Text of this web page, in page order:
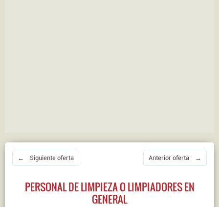
← Siguiente oferta Anterior oferta →
PERSONAL DE LIMPIEZA O LIMPIADORES EN
GENERAL